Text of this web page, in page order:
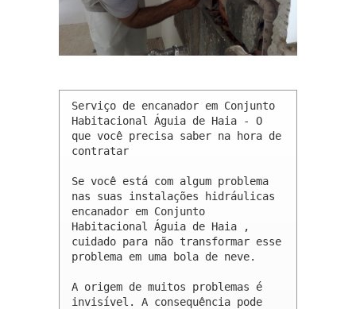
Serviço de encanador em Conjunto
Habitacional Águia de Haia - O
que você precisa saber na hora de
contratar
Se você está com algum problema
nas suas instalações hidráulicas
encanador em Conjunto
Habitacional Águia de Haia ,
cuidado para não transformar esse
problema em uma bola de neve.
A origem de muitos problemas é
invisível. A consequência pode